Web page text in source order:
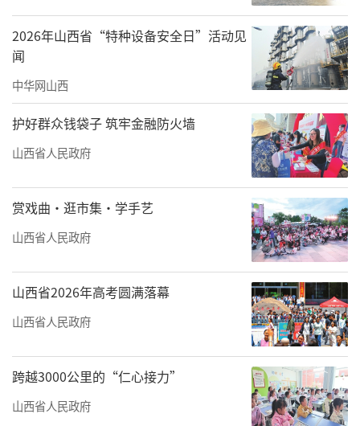
以智慧农业建设支撑粮食大面积单产提升
工作，是贯彻落实党中央、国务院和农业农村
部党组关于促进数字经济发展、推动数字乡村
和智慧农业发展的具体行动。大同市利用数智
化手段助力现代农业建设，努力打造立足大
同、面向山西、辐射全国的样板示范，通过实
施农业农村部“北斗+智慧农业”支撑玉米大面
积单产提升试点，带动整建制创建玉米单产提
升示范区、高标准完成玉米单产提升工程和新
型经营主体粮油作物单产提升项目实施。
在应县南河种镇段寨村，记者看到，技术
人员正在对农民进行玉米增产技术指导：“玉
米高产施肥很关键，生长过程中对氮的需求量
比较大。”今年，朔州市把主要粮食作物增加
单产作为提升粮食综合生产能力的重要抓手，
2026年山西省“特种设备安全日”活动见
闻
中华网山西
护好群众钱袋子 筑牢金融防火墙
山西省人民政府
赏戏曲·逛市集·学手艺
山西省人民政府
山西省2026年高考圆满落幕
山西省人民政府
跨越3000公里的“仁心接力”
山西省人民政府